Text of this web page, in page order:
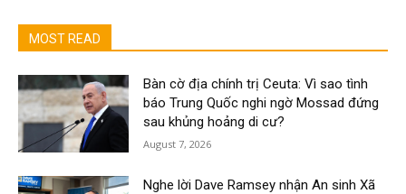
MOST READ
Bàn cờ địa chính trị Ceuta: Vì sao tình
báo Trung Quốc nghi ngờ Mossad đứng
sau khủng hoảng di cư?
August 7, 2026
Nghe lời Dave Ramsey nhận An sinh Xã